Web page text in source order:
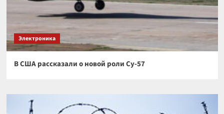
Электроника
В США рассказали о новой роли Су-57